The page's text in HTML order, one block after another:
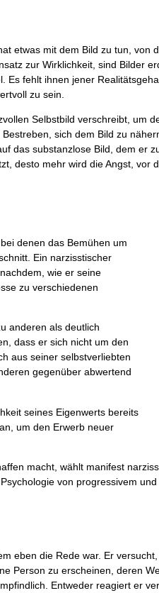
etwas mit dem Bild zu tun, von
zur Wirklichkeit, sind Bilder
Es fehlt ihnen jener
zu sein.
Selbstbild verschreibt, um
sich dem Bild zu
das substanzlose Bild, dem er
desto mehr wird die Angst, vor
denen das Bemühen um
Ein narzisstischer
wie er seine
zu verschiedenen
anderen als deutlich
dass er sich nicht um den
aus seiner selbstverliebten
gegenüber abwertend
seines Eigenwerts bereits
um den Erwerb neuer
macht, wählt manifest
von progressivem und
eben die Rede war. Er
Person zu erscheinen, deren
Entweder reagiert er